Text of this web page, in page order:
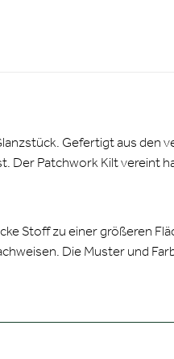
Gefertigt aus den
Der Patchwork Kilt vereint
Stoff zu einer größeren
Die Muster und